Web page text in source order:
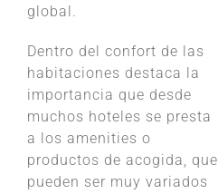
global.
Dentro del confort de las
habitaciones destaca la
importancia que desde
muchos hoteles se presta
a los amenities o
productos de acogida, que
pueden ser muy variados